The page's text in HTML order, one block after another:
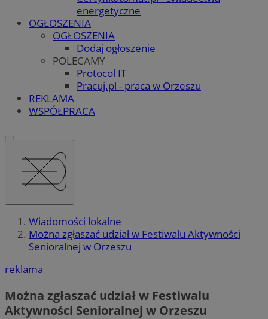
energetyczne
OGŁOSZENIA
OGŁOSZENIA
Dodaj ogłoszenie
POLECAMY
Protocol IT
Pracuj.pl - praca w Orzeszu
REKLAMA
WSPÓŁPRACA
Wiadomości lokalne
Można zgłaszać udział w Festiwalu Aktywności
Senioralnej w Orzeszu
reklama
Można zgłaszać udział w Festiwalu
Aktywności Senioralnej w Orzeszu